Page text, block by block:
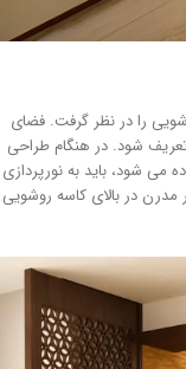
را در نظر گرفت. فضای
شود. در هنگام طراحی
شود، باید به نورپردازی
در بالای کاسه روشویی